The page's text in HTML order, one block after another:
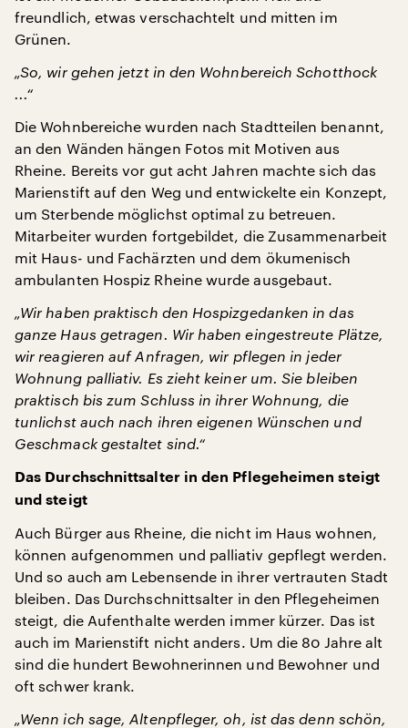
freundlich, etwas verschachtelt und mitten im
Grünen.
„So, wir gehen jetzt in den Wohnbereich Schotthock
...“
Die Wohnbereiche wurden nach Stadtteilen benannt,
an den Wänden hängen Fotos mit Motiven aus
Rheine. Bereits vor gut acht Jahren machte sich das
Marienstift auf den Weg und entwickelte ein Konzept,
um Sterbende möglichst optimal zu betreuen.
Mitarbeiter wurden fortgebildet, die Zusammenarbeit
mit Haus- und Fachärzten und dem ökumenisch
ambulanten Hospiz Rheine wurde ausgebaut.
„Wir haben praktisch den Hospizgedanken in das
ganze Haus getragen. Wir haben eingestreute Plätze,
wir reagieren auf Anfragen, wir pflegen in jeder
Wohnung palliativ. Es zieht keiner um. Sie bleiben
praktisch bis zum Schluss in ihrer Wohnung, die
tunlichst auch nach ihren eigenen Wünschen und
Geschmack gestaltet sind.“
Das Durchschnittsalter in den Pflegeheimen steigt
und steigt
Auch Bürger aus Rheine, die nicht im Haus wohnen,
können aufgenommen und palliativ gepflegt werden.
Und so auch am Lebensende in ihrer vertrauten Stadt
bleiben. Das Durchschnittsalter in den Pflegeheimen
steigt, die Aufenthalte werden immer kürzer. Das ist
auch im Marienstift nicht anders. Um die 80 Jahre alt
sind die hundert Bewohnerinnen und Bewohner und
oft schwer krank.
„Wenn ich sage, Altenpfleger, oh, ist das denn schön,